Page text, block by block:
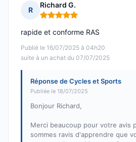
R
Richard G.
Note : 5 sur 5
Publié le 16/07/2025 à 04h20
suite à un achat du 07/07/2025
rapide et conforme RAS
Réponse de Cycles et Sports
Publiée le 18/07/2025
Bonjour Richard,
Merci beaucoup pour votre avis
sommes ravis d'apprendre que